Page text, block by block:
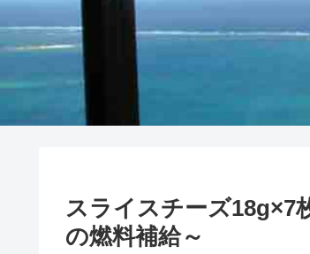
スライスチーズ18g×7
の燃料補給～